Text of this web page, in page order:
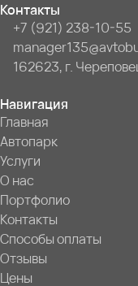
Контакты
+7 (921) 238-10-55
162623, г.
Навигация
Главная
Автопарк
Услуги
О нас
Портфолио
Контакты
Способы оплаты
Отзывы
Цены